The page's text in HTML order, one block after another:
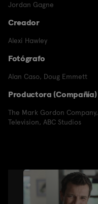
Jordan Gagne
Creador
Alexi Hawley
Fotógrafo
Alan Caso, Doug Emmett
Productora (Compañía)
The Mark Gordon Company,
Television, ABC Studios